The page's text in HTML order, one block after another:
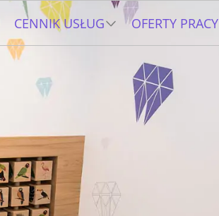
CENNIK USŁUG OFERTY PRACY